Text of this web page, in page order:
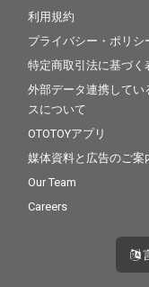
利用規約
プライバシー・ポリシ
特定商取引法に基づく
外部データ連携してい
スについて
OTOTOYアプリ
媒体資料と広告のご案
Our Team
Careers